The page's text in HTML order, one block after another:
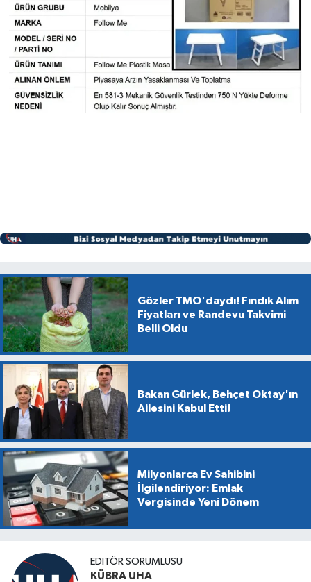
Gözler TMO'daydı! Fındık Alım
Fiyatları ve Randevu Takvimi
Belli Oldu
Bakan Gürlek, Behçet Oktay'ın
Ailesini Kabul Etti!
Milyonlarca Ev Sahibini
İlgilendiriyor: Emlak
Vergisinde Yeni Dönem
EDİTÖR SORUMLUSU
KÜBRA UHA